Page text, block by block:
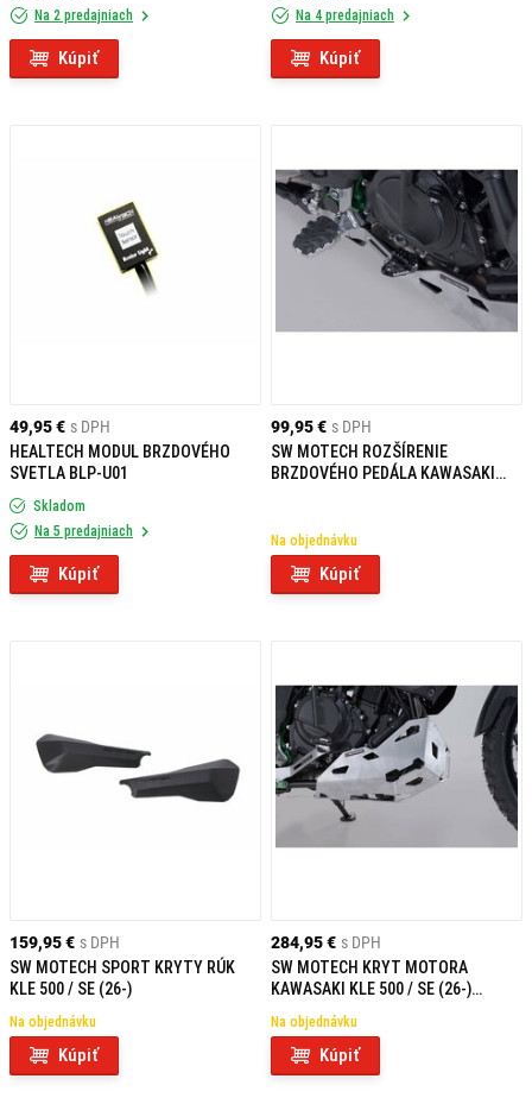
Na 2 predajniach
Kúpiť
Na 4 predajniach
Kúpiť
49,95 € s DPH
HEALTECH MODUL BRZDOVÉHO
SVETLA BLP-U01
Skladom
Na 5 predajniach
Kúpiť
99,95 € s DPH
SW MOTECH ROZŠÍRENIE
BRZDOVÉHO PEDÁLA KAWASAKI
Na objednávku
Kúpiť
159,95 € s DPH
SW MOTECH SPORT KRYTY RÚK
KLE 500 / SE (26-)
Na objednávku
Kúpiť
284,95 € s DPH
SW MOTECH KRYT MOTORA
KAWASAKI KLE 500 / SE (26-)
Na objednávku
Kúpiť